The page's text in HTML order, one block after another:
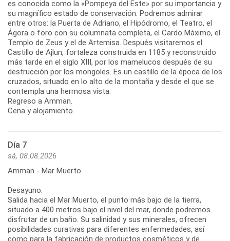
es conocida como la «Pompeya del Este» por su importancia y
su magnífico estado de conservación. Podremos admirar
entre otros: la Puerta de Adriano, el Hipódromo, el Teatro, el
Ágora o foro con su columnata completa, el Cardo Máximo, el
Templo de Zeus y el de Artemisa. Después visitaremos el
Castillo de Ajlun, fortaleza construida en 1185 y reconstruido
más tarde en el siglo XIII, por los mamelucos después de su
destrucción por los mongoles. Es un castillo de la época de los
cruzados, situado en lo alto de la montaña y desde el que se
contempla una hermosa vista.
Regreso a Amman.
Cena y alojamiento.
Día 7
sá, 08.08.2026
Amman - Mar Muerto
Desayuno.
Salida hacia el Mar Muerto, el punto más bajo de la tierra,
situado a 400 metros bajo el nivel del mar, donde podremos
disfrutar de un baño. Su salinidad y sus minerales, ofrecen
posibilidades curativas para diferentes enfermedades, así
como para la fabricación de productos cosméticos y de